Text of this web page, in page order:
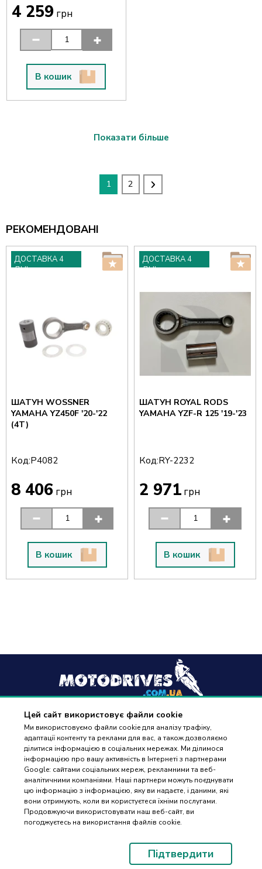
Цей сайт використовує файли cookie
Ми використовуємо файли cookie для аналізу трафіку,
адаптації контенту та реклами для вас, а також дозволяємо
ділитися інформацією в соціальних мережах. Ми ділимося
інформацією про вашу активність в Інтернеті з партнерами
Google: сайтами соціальних мереж, рекламними та веб-
аналітичними компаніями. Наші партнери можуть поєднувати
цю інформацію з інформацією, яку ви надаєте, і даними, які
вони отримують, коли ви користуєтеся їхніми послугами.
Продовжуючи використовувати наш веб-сайт, ви
погоджуєтесь на використання файлів cookie.
Підтвердити
4 259грн
В кошик
Показати більше
1 2
РЕКОМЕНДОВАНІ
ДОСТАВКА 4
ДНІ
ШАТУН WOSSNER
YAMAHA YZ450F '20-'22
(4T)
Код:P4082
8 406 грн
В кошик
ДОСТАВКА 4
ДНІ
ШАТУН ROYAL RODS
YAMAHA YZF-R 125 '19-'23
Код:RY-2232
2 971 грн
В кошик
+38(096) 488 77 88
дзвінки приймаються в робочі дні з 9:00 до 18:00
Оплата та доставка
Контакти
ПІДБІР
ЗАПЧАСТИН